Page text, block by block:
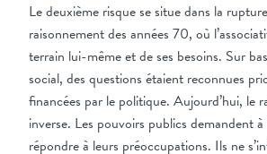
Le deuxième risque se situe dans la
raisonnement des années 70, où
terrain lui-même et de ses besoins. Sur
social, des questions étaient reconnues
financées par le politique. Aujourd’hui, le
inverse. Les pouvoirs publics demandent à
répondre à leurs préoccupations. Ils ne